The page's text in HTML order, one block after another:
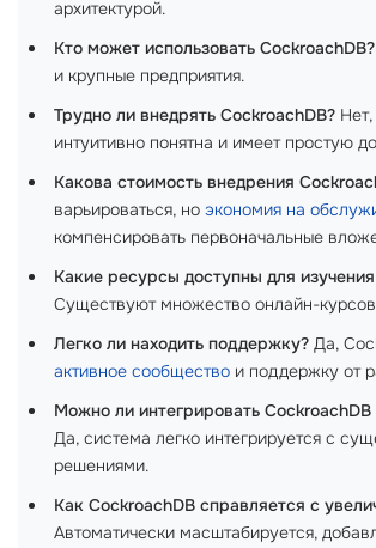
архитектурой.
Кто может использовать CockroachDB?
и крупные предприятия.
Трудно ли внедрять CockroachDB?
интуитивно понятна и имеет простую
Какова стоимость внедрения
варьироваться, но экономия на
компенсировать первоначальные
Какие ресурсы доступны для
Существуют множество онлайн-
Легко ли находить поддержку? Да,
активное сообщество и поддержку от
Можно ли интегрировать
Да, система легко интегрируется с
решениями.
Как CockroachDB справляется с
Автоматически масштабируется,